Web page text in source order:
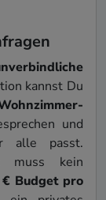
kannst Du
und
alle passt.
muss kein
Budget pro